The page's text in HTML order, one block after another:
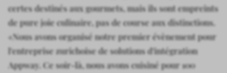
certes destinés aux gourmets, mais ils sont empreints
de pure joie culinaire, pas de course aux distinctions.
«Nous avons organisé notre premier évènement pour
l'entreprise zurichoise de solutions d'intégration
Appway. Ce soir-là, nous avons cuisiné pour 100